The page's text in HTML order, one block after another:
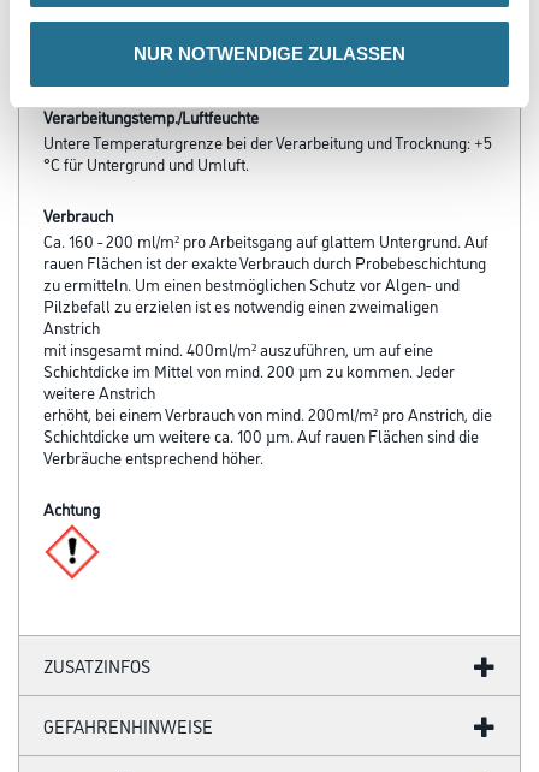
NUR NOTWENDIGE ZULASSEN
- Durch spezielle Bindemittel-Pigment-Kombination verbindet
Amphisil die positiven Eigenschaften von Dispersions- und
Verarbeitungstemp./Luftfeuchte
Untere Temperaturgrenze bei der Verarbeitung und Trocknung: +5
°C für Untergrund und Umluft.
Verbrauch
Ca. 160 - 200 ml/m² pro Arbeitsgang auf glattem Untergrund. Auf
rauen Flächen ist der exakte Verbrauch durch Probebeschichtung
zu ermitteln. Um einen bestmöglichen Schutz vor Algen- und
Pilzbefall zu erzielen ist es notwendig einen zweimaligen
Anstrich
mit insgesamt mind. 400ml/m² auszuführen, um auf eine
Schichtdicke im Mittel von mind. 200 µm zu kommen. Jeder
weitere Anstrich
erhöht, bei einem Verbrauch von mind. 200ml/m² pro Anstrich, die
Schichtdicke um weitere ca. 100 µm. Auf rauen Flächen sind die
Verbräuche entsprechend höher.
Achtung
ZUSATZINFOS
GEFAHRENHINWEISE